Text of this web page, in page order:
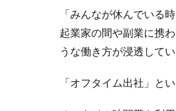
「みんなが休んでいる
起業家の間や副業に携
うな働き方が浸透してい
「オフタイム出社」と